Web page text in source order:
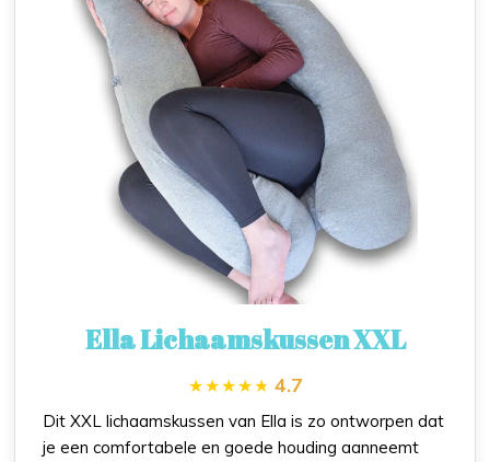
Ella Lichaamskussen XXL
4.7
Dit XXL lichaamskussen van Ella is zo ontworpen dat
je een comfortabele en goede houding aanneemt